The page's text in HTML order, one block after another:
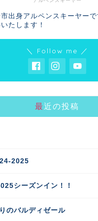
出身アルペンスキーヤー
たします！
＼ Follow me ／
最近の投稿
2025
シーズンイン！！
のバルディゼール